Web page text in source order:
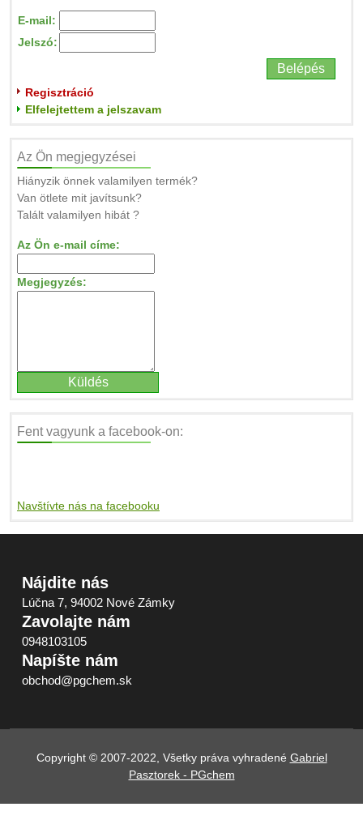
E-mail:
Jelszó:
Regisztráció
Elfelejtettem a jelszavam
Az Ön megjegyzései
Hiányzik önnek valamilyen termék?
Van ötlete mit javítsunk?
Talált valamilyen hibát ?
Az Ön e-mail címe:
Megjegyzés:
Fent vagyunk a facebook-on:
Navštívte nás na facebooku
Nájdite nás
Lúčna 7, 94002 Nové Zámky
Zavolajte nám
0948103105
Napíšte nám
obchod@pgchem.sk
Copyright © 2007-2022, Všetky práva vyhradené Gabriel
Pasztorek - PGchem